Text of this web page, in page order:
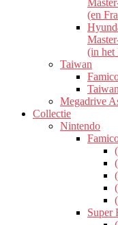
(en
(in het
Taiwan
Megadrive
Collectie
Nintendo
Super